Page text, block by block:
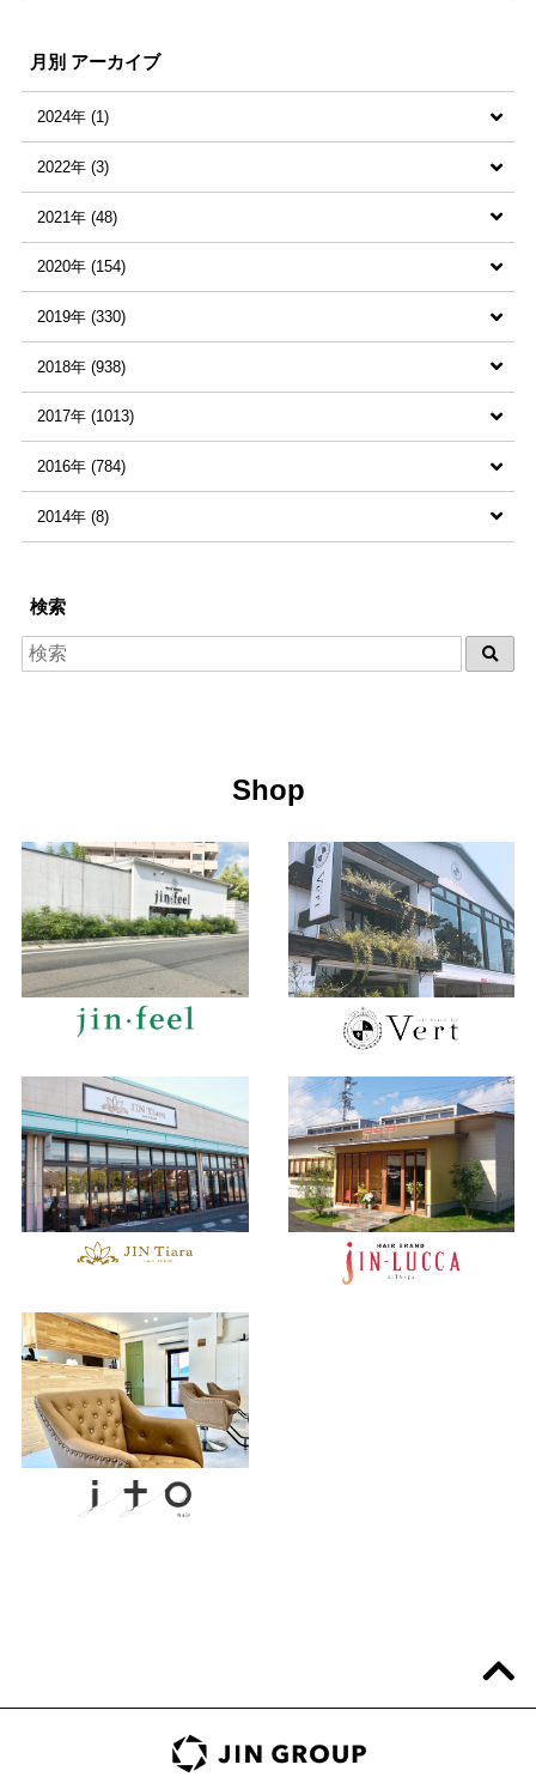
月別 アーカイブ
2024年 (1)
すべての記事 (1)
2024年6月 (1)
2022年 (3)
すべての記事 (3)
2022年8月 (1)
2022年2月 (1)
2022年1月 (1)
2021年 (48)
すべての記事 (48)
2021年8月 (2)
2021年7月 (4)
2021年6月 (1)
2021年5月 (9)
2021年4月 (5)
2021年2月 (6)
2021年1月 (17)
2020年 (154)
すべての記事 (154)
2020年12月 (7)
2020年11月 (1)
2020年10月 (6)
2020年9月 (6)
2020年7月 (12)
2020年6月 (17)
2020年2月 (9)
2020年1月 (14)
2019年 (330)
すべての記事 (330)
2019年12月 (13)
2019年11月 (28)
2019年10月 (13)
2019年8月 (10)
2019年7月 (27)
2019年3月 (27)
2019年2月 (50)
2019年1月 (32)
2018年 (938)
すべての記事 (938)
2018年12月 (71)
2018年11月 (78)
2018年9月 (54)
2018年8月 (81)
2018年4月 (92)
2018年3月 (81)
2018年2月 (69)
2018年1月 (78)
2017年 (1013)
すべての記事 (1013)
2017年12月 (71)
2017年10月 (90)
2017年9月 (68)
2017年5月 (91)
2017年4月 (88)
2017年3月 (65)
2017年2月 (69)
2016年 (784)
すべての記事 (784)
2016年11月 (96)
2016年10月 (96)
2016年6月 (86)
2016年5月 (85)
2016年4月 (78)
2016年3月 (55)
2014年 (8)
2014年12月 (1)
2014年10月 (2)
検索
Shop